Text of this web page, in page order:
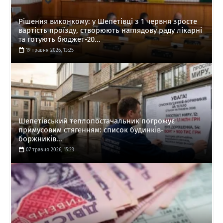
Рішення виконкому: у Шепетівці з 1 червня зросте
вартість проїзду, створюють наглядову раду лікарні
та готують бюджет-20...
19 травня 2026, 13:25
Шепетівський теплопостачальник погрожує
примусовим стягенням: список будинків-
боржників...
07 травня 2026, 15:23